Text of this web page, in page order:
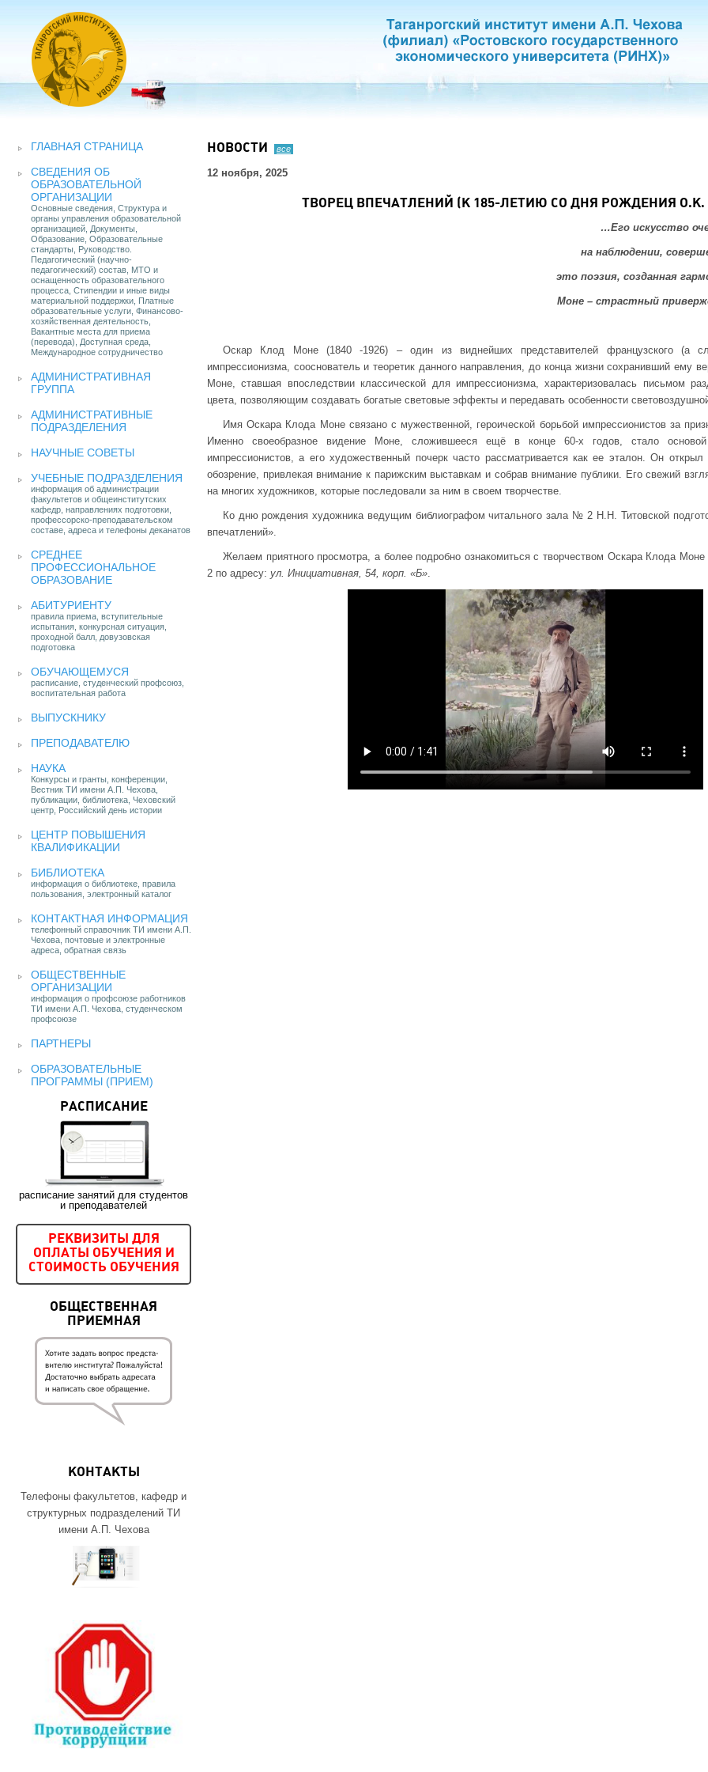
ГЛАВНАЯ СТРАНИЦА
СВЕДЕНИЯ ОБ
ОБРАЗОВАТЕЛЬНОЙ
ОРГАНИЗАЦИИ
Основные сведения, Структура и
органы управления образовательной
организацией, Документы,
Образование, Образовательные
стандарты, Руководство.
Педагогический (научно-
педагогический) состав, МТО и
оснащенность образовательного
процесса, Стипендии и иные виды
материальной поддержки, Платные
образовательные услуги, Финансово-
хозяйственная деятельность,
Вакантные места для приема
(перевода), Доступная среда,
Международное сотрудничество
АДМИНИСТРАТИВНАЯ
ГРУППА
АДМИНИСТРАТИВНЫЕ
ПОДРАЗДЕЛЕНИЯ
НАУЧНЫЕ СОВЕТЫ
УЧЕБНЫЕ ПОДРАЗДЕЛЕНИЯ
информация об администрации
факультетов и общеинститутских
кафедр, направлениях подготовки,
профессорско-преподавательском
составе, адреса и телефоны деканатов
СРЕДНЕЕ
ПРОФЕССИОНАЛЬНОЕ
ОБРАЗОВАНИЕ
АБИТУРИЕНТУ
правила приема, вступительные
испытания, конкурсная ситуация,
проходной балл, довузовская
подготовка
ОБУЧАЮЩЕМУСЯ
расписание, студенческий профсоюз,
воспитательная работа
ВЫПУСКНИКУ
ПРЕПОДАВАТЕЛЮ
НАУКА
Конкурсы и гранты, конференции,
Вестник ТИ имени А.П. Чехова,
публикации, библиотека, Чеховский
центр, Российский день истории
ЦЕНТР ПОВЫШЕНИЯ
КВАЛИФИКАЦИИ
БИБЛИОТЕКА
информация о библиотеке, правила
пользования, электронный каталог
КОНТАКТНАЯ ИНФОРМАЦИЯ
телефонный справочник ТИ имени А.П.
Чехова, почтовые и электронные
адреса, обратная связь
ОБЩЕСТВЕННЫЕ
ОРГАНИЗАЦИИ
информация о профсоюзе работников
ТИ имени А.П. Чехова, студенческом
профсоюзе
ПАРТНЕРЫ
ОБРАЗОВАТЕЛЬНЫЕ
ПРОГРАММЫ (ПРИЕМ)
РАСПИСАНИЕ
расписание занятий для студентов
и преподавателей
РЕКВИЗИТЫ ДЛЯ
ОПЛАТЫ ОБУЧЕНИЯ И
СТОИМОСТЬ ОБУЧЕНИЯ
ОБЩЕСТВЕННАЯ
ПРИЕМНАЯ
КОНТАКТЫ
Телефоны факультетов, кафедр и
структурных подразделений ТИ
имени А.П. Чехова
НОВОСТИ все
12 ноября, 2025
ТВОРЕЦ ВПЕЧАТЛЕНИЙ (К 185-ЛЕТИЮ СО ДНЯ РОЖДЕНИЯ
…Его искусство
на наблюдении,
это поэзия, созданная
Моне – страстный
Оскар Клод Моне (1840 -1926) – один из виднейших представителей французского (а
импрессионизма, сооснователь и теоретик данного направления, до конца жизни сохранивший ему
Моне, ставшая впоследствии классической для импрессионизма, характеризовалась письмом
цвета, позволяющим создавать богатые световые эффекты и передавать особенности
Имя Оскара Клода Моне связано с мужественной, героической борьбой импрессионистов за
Именно своеобразное видение Моне, сложившееся ещё в конце 60-х годов, стало
импрессионистов, а его художественный почерк часто рассматривается как ее эталон. Он
обозрение, привлекая внимание к парижским выставкам и собрав внимание публики. Его свежий
на многих художников, которые последовали за ним в своем творчестве.
Ко дню рождения художника ведущим библиографом читального зала № 2 Н.Н. Титовской
впечатлений».
Желаем приятного просмотра, а более подробно ознакомиться с творчеством Оскара Клода
2 по адресу: ул. Инициативная, 54, корп. «Б».